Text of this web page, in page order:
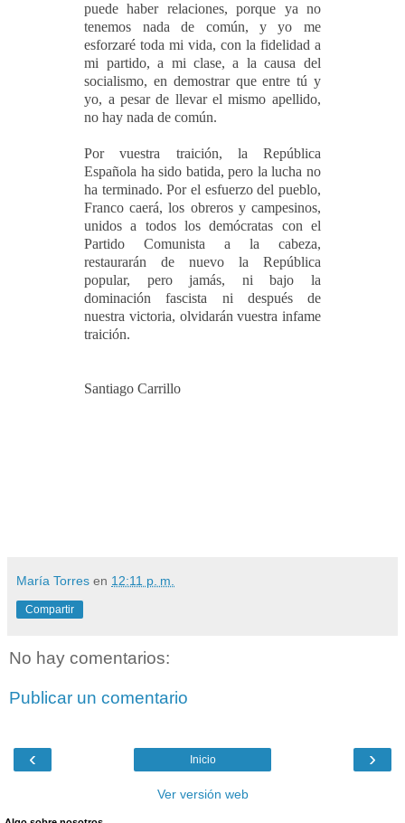
puede haber relaciones, porque ya no
tenemos nada de común, y yo me
esforzaré toda mi vida, con la fidelidad a
mi partido, a mi clase, a la causa del
socialismo, en demostrar que entre tú y
yo, a pesar de llevar el mismo apellido,
no hay nada de común.
Por vuestra traición, la República
Española ha sido batida, pero la lucha no
ha terminado. Por el esfuerzo del pueblo,
Franco caerá, los obreros y campesinos,
unidos a todos los demócratas con el
Partido Comunista a la cabeza,
restaurarán de nuevo la República
popular, pero jamás, ni bajo la
dominación fascista ni después de
nuestra victoria, olvidarán vuestra infame
traición.
Santiago Carrillo
María Torres en 12:11 p. m.
Compartir
No hay comentarios:
Publicar un comentario
‹ ›
Inicio
Ver versión web